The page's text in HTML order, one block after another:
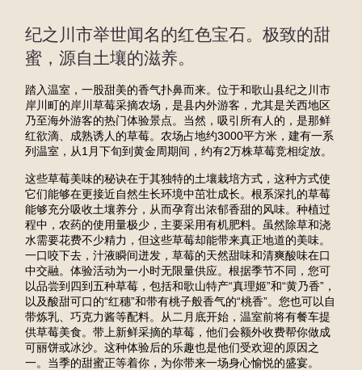
纪之川市举世闻名的红色宝石。极致的甜
蜜，源自土壤的滋养。
踏入温室，一股甜美的香气扑鼻而来。位于和歌山县纪之川市
岸川町的岸川草莓采摘农场，是县内外游客，尤其是关西地区
乃至海外游客的热门体验景点。当然，吸引所有人的，是那鲜
红欲滴、成熟诱人的草莓。农场占地约3000平方米，建有一系
列温室，从1月下旬到黄金周期间，约有2万株草莓竞相绽放。
这些草莓美味的秘诀在于其独特的土壤栽培方式，这种方式使
它们能够在更接近自然生长环境中茁壮成长。根系深扎的草莓
能够充分吸收土壤养分，从而孕育出浓郁香甜的风味。种植过
程中，农药的使用量极少，主要采用有机肥料。虽然除草和浇
水需要花费不少精力，但这些草莓却能带来真正地道的美味。
一口咬下去，汁液瞬间迸发，草莓的天然甜味和清爽酸味在口
中交融。体验活动为一小时无限量供应。根据季节不同，您可
以品尝到四到五种草莓，包括和歌山特产“真理姬”和“黄乃香”，
以及酸甜可口的“红穗”和带有桃子般香气的“桃香”。您也可以自
带炼乳、巧克力酱等配料。从二月底开始，温室前将有餐车提
供草莓美食。带上新鲜采摘的草莓，他们会额外收费帮你做成
可丽饼或冰沙。这种体验后的乐趣也是他们受欢迎的原因之
一。当季的甜蜜正等着你，为你带来一场身心愉悦的盛宴。